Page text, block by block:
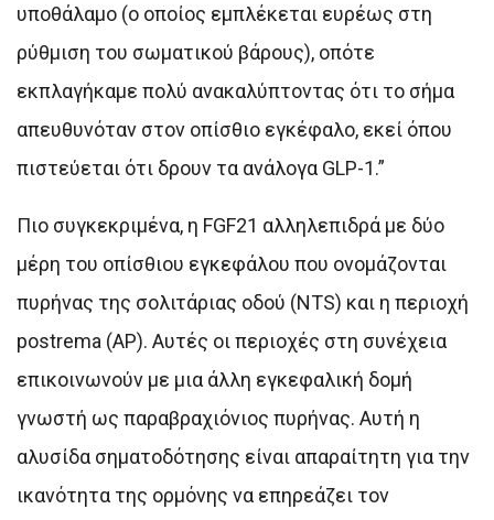
υποθάλαμο (ο οποίος εμπλέκεται ευρέως στη
ρύθμιση του σωματικού βάρους), οπότε
εκπλαγήκαμε πολύ ανακαλύπτοντας ότι το σήμα
απευθυνόταν στον οπίσθιο εγκέφαλο, εκεί όπου
πιστεύεται ότι δρουν τα ανάλογα GLP-1.”
Πιο συγκεκριμένα, η FGF21 αλληλεπιδρά με δύο
μέρη του οπίσθιου εγκεφάλου που ονομάζονται
πυρήνας της σολιτάριας οδού (NTS) και η περιοχή
postrema (AP). Αυτές οι περιοχές στη συνέχεια
επικοινωνούν με μια άλλη εγκεφαλική δομή
γνωστή ως παραβραχιόνιος πυρήνας. Αυτή η
αλυσίδα σηματοδότησης είναι απαραίτητη για την
ικανότητα της ορμόνης να επηρεάζει τον